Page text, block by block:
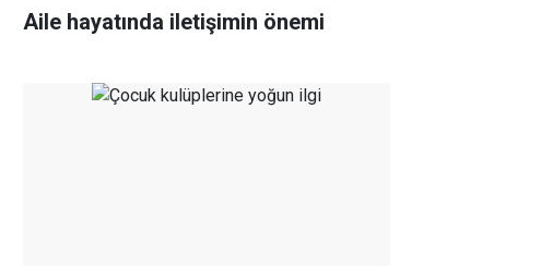
Aile hayatında iletişimin önemi